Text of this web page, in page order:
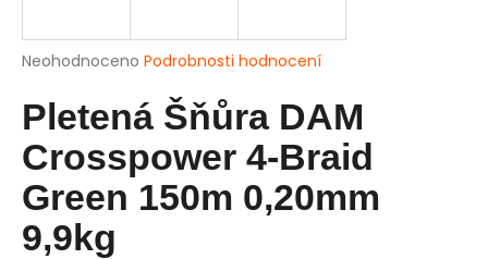
Průměrné
produktu
je
0,0
z
5
hvězdiček.
Neohodnoceno Podrobnosti hodnocení
Pletená Šňůra DAM
Crosspower 4-Braid
Green 150m 0,20mm
9,9kg
j
t
?